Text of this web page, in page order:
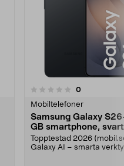
0recensioner
Mobiltelefoner
Samsung Galaxy
GB smartphone, svart
Topptestad 2026
Galaxy AI – smarta